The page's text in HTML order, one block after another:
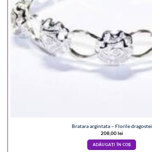
Bratara argintata – Florile dragostei
208,00lei
ADĂUGAȚI ÎN COȘ